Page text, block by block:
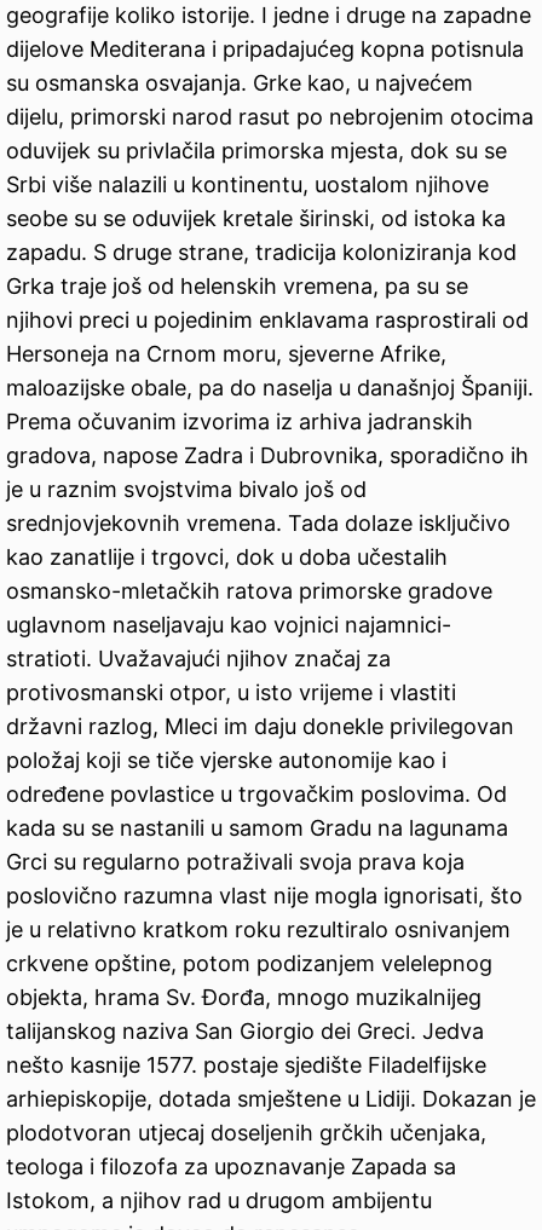
geografije koliko istorije. I jedne i druge na zapadne
dijelove Mediterana i pripadajućeg kopna potisnula
su osmanska osvajanja. Grke kao, u najvećem
dijelu, primorski narod rasut po nebrojenim otocima
oduvijek su privlačila primorska mjesta, dok su se
Srbi više nalazili u kontinentu, uostalom njihove
seobe su se oduvijek kretale širinski, od istoka ka
zapadu. S druge strane, tradicija koloniziranja kod
Grka traje još od helenskih vremena, pa su se
njihovi preci u pojedinim enklavama rasprostirali od
Hersoneja na Crnom moru, sjeverne Afrike,
maloazijske obale, pa do naselja u današnjoj Španiji.
Prema očuvanim izvorima iz arhiva jadranskih
gradova, napose Zadra i Dubrovnika, sporadično ih
je u raznim svojstvima bivalo još od
srednjovjekovnih vremena. Tada dolaze isključivo
kao zanatlije i trgovci, dok u doba učestalih
osmansko-mletačkih ratova primorske gradove
uglavnom naseljavaju kao vojnici najamnici-
stratioti. Uvažavajući njihov značaj za
protivosmanski otpor, u isto vrijeme i vlastiti
državni razlog, Mleci im daju donekle privilegovan
položaj koji se tiče vjerske autonomije kao i
određene povlastice u trgovačkim poslovima. Od
kada su se nastanili u samom Gradu na lagunama
Grci su regularno potraživali svoja prava koja
poslovično razumna vlast nije mogla ignorisati, što
je u relativno kratkom roku rezultiralo osnivanjem
crkvene opštine, potom podizanjem velelepnog
objekta, hrama Sv. Đorđa, mnogo muzikalnijeg
talijanskog naziva San Giorgio dei Greci. Jedva
nešto kasnije 1577. postaje sjedište Filadelfijske
arhiepiskopije, dotada smještene u Lidiji. Dokazan je
plodotvoran utjecaj doseljenih grčkih učenjaka,
teologa i filozofa za upoznavanje Zapada sa
Istokom, a njihov rad u drugom ambijentu